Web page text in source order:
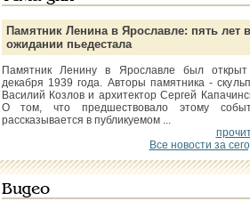
Памятник Ленина в Ярославле: пять лет в
ожидании пьедестала
Памятник Ленину в Ярославле был
декабря 1939 года. Авторы памятника -
Василий Козлов и архитектор Сергей
О том, что предшествовало этому
рассказывается в публикуемом ...
Все новости за
Видео